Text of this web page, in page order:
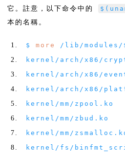
它。註意，以下命令中的
本的名稱。
$ more / lib / modules /
kernel / arch / x86 /
kernel / arch / x86 /
kernel / arch / x86 /
kernel / mm / zpool . ko
kernel / mm / zbud . ko
kernel / mm / zsmalloc .
kernel / fs /